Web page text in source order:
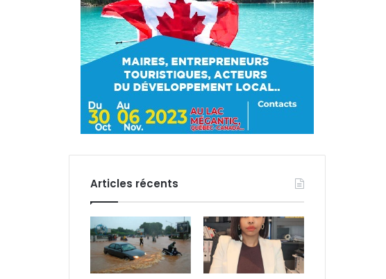
Articles récents